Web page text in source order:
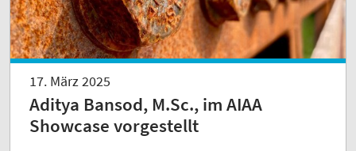
17. März 2025
Aditya Bansod, M.Sc., im AIAA
Showcase vorgestellt